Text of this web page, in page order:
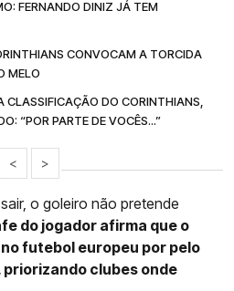
FERNANDO DINIZ JÁ TEM
CONVOCAM A TORCIDA
MELO
CLASSIFICAÇÃO DO CORINTHIANS,
“POR PARTE DE VOCÊS...”
< >
o goleiro não pretende
do jogador afirma que o
futebol europeu por pelo
priorizando clubes onde